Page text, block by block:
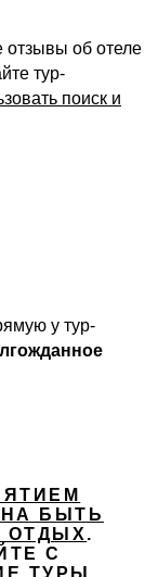
отзывы об отеле
тур-
поиск и
у тур-
БЫТЬ
ОТДЫХ .
С